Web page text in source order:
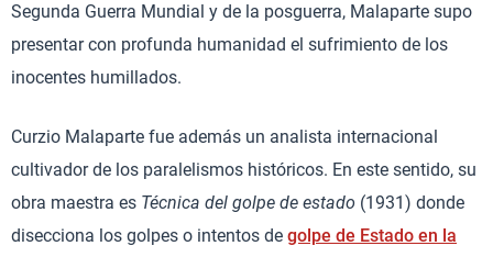
Segunda Guerra Mundial y de la posguerra, Malaparte supo
presentar con profunda humanidad el sufrimiento de los
inocentes humillados.
Curzio Malaparte fue además un analista internacional
cultivador de los paralelismos históricos. En este sentido, su
obra maestra es Técnica del golpe de estado (1931) donde
disecciona los golpes o intentos de golpe de Estado en la